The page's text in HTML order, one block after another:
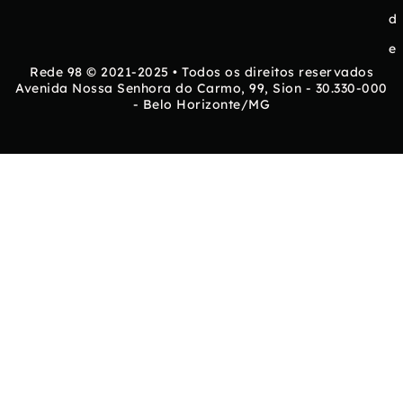
d
e
Rede 98 © 2021-2025 • Todos os direitos reservados
Avenida Nossa Senhora do Carmo, 99, Sion - 30.330-000
- Belo Horizonte/MG